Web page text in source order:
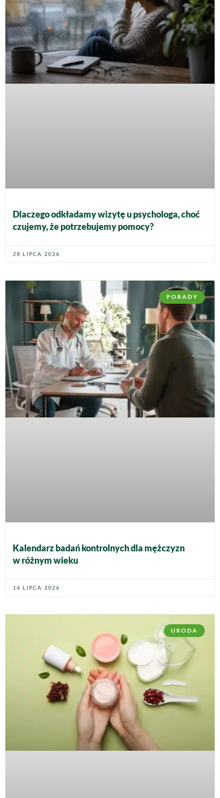
Dlaczego odkładamy wizytę u psychologa, choć
czujemy, że potrzebujemy pomocy?
28 LIPCA 2026
PORADY
Kalendarz badań kontrolnych dla mężczyzn
w różnym wieku
14 LIPCA 2026
URODA